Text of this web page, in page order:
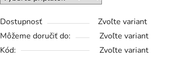
Dostupnosť
Zvoľte variant
Môžeme doručiť do:
Zvoľte variant
Kód:
Zvoľte variant